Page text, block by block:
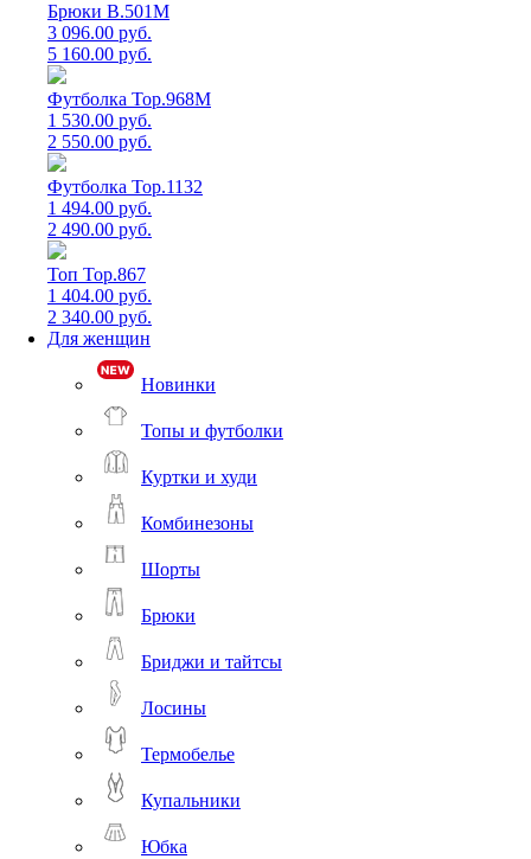
Брюки B.501M
3 096.00 руб.
5 160.00 руб.
Футболка Top.968M
1 530.00 руб.
2 550.00 руб.
Футболка Top.1132
1 494.00 руб.
2 490.00 руб.
Топ Top.867
1 404.00 руб.
2 340.00 руб.
Для женщин
Новинки
Топы и футболки
Куртки и худи
Комбинезоны
Шорты
Брюки
Бриджи и тайтсы
Лосины
Термобелье
Купальники
Юбка